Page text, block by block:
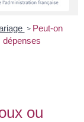
> Peut-on
dépenses
ou